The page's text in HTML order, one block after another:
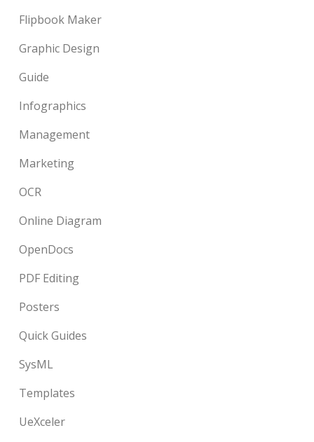
Flipbook Maker
Graphic Design
Guide
Infographics
Management
Marketing
OCR
Online Diagram
OpenDocs
PDF Editing
Posters
Quick Guides
SysML
Templates
UeXceler